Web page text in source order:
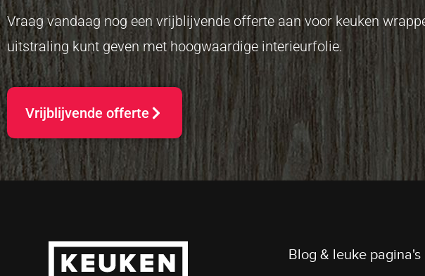
Vraag vandaag nog een vrijblijvende offerte aan voor keuken
uitstraling kunt geven met hoogwaardige interieurfolie.
Vrijblijvende offerte
Blog & leuke pagina's